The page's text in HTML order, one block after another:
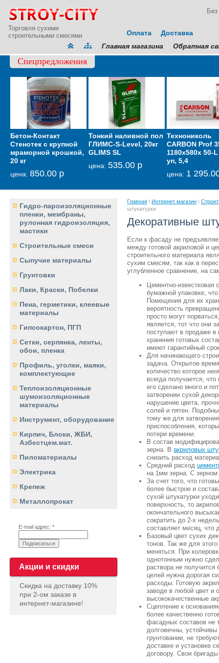
Торговля сухими
строительными смесями
Оплата Доставка
Главная магазина Обратная
Спецпредложения
Бетон-Контакт
Стенотек с крупной
мраморной крошкой,
20 кг
цена: 850.00 р
Тонкий наливной пол
ГЛИМС-S-Level, 20кг
GLIMS SL
цена: 535.00 р
Технониколь
CARBON Prof
1180х580х 50-
уп, 5,4
цена: 1
Противоморозная
добавка в растворы
СЭЙФСКРИН SN1 до
647.00 р
М-300
-15С
Гидро-пароизоляционные
пленки, мембраны,
рулонная гидроизоляция,
мастики
Строительные смеси
Сыпучие материалы
Грунтовки
Лаки, Краски, Побелки
Пена, герметики, клеевые
материалы
Гипсокартон, ПГП
Сетки, серпянка, ленты,
обои, пленка
Профиль, уголки, маяки,
комплектующие
Теплоизоляционные
шумоизоляционные
материалы
Инструмент, оборудование
Кирпич, Блоки, ЖБИ,
Азбестцем.мат.
Пиломатериалы
Электрика
Крепеж
Металлопрокат
E-mail адрес: *
Акции и скидки
Скидка на доставку 10%
при 2-ом заказе в
интернет-магазине!
Главная \ Интернет магазин \
штукатурки
Декоративные
Если к фасаду не
между готовой акриловой и
строительного материала
сухим смесям, так как в
углубленное сравнение, на
Цементно-известковая
бумажной упаковке,
Помещения для их
вероятность
просто могут
является, тот что они
поступают в продаже
хранения готовых
имеют гарантийный
Для начинающего
задача. Открытое
количество которое
всегда получается,
его сделано много и
затворении сухой
нарушение цвета,
солей и пятен.
тому же для
приспособления,
потери времени.
В состав
зерна. В акриловых
снизить расход
Средний расход
на 1мм зерна. С зерном
За счет того, что
более быстрое и
сухой штукатурки
поверхность, то
окончательного
сократить до 2-х
составляет месяц, что
Базовый цвет сухих
тонов. Так же для
меняться. При
однотонным нужно
раствора не
целей нужна дорогая
расходы. Готовую
заводе в любой цвет и
высококачественные
Сцепление к
более качественно
фасадных составов не
долговечны,
грунтовании, не
доставке и установке
договору. Свои